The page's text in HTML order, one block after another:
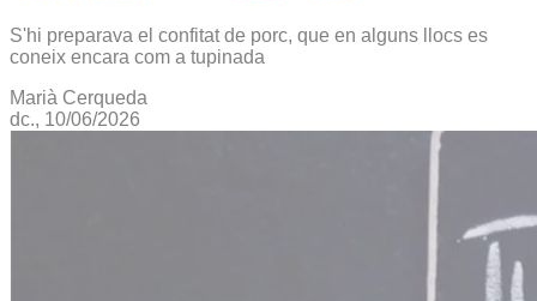
S'hi preparava el confitat de porc, que en alguns llocs es
coneix encara com a tupinada
Marià Cerqueda
dc., 10/06/2026